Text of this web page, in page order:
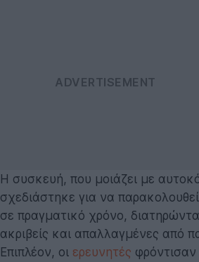
Η συσκευή, που μοιάζει με
σχεδιάστηκε για να
σε πραγματικό χρόνο,
ακριβείς και απαλλαγμένες από
Επιπλέον, οι ερευνητές